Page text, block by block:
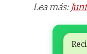
Lea más: